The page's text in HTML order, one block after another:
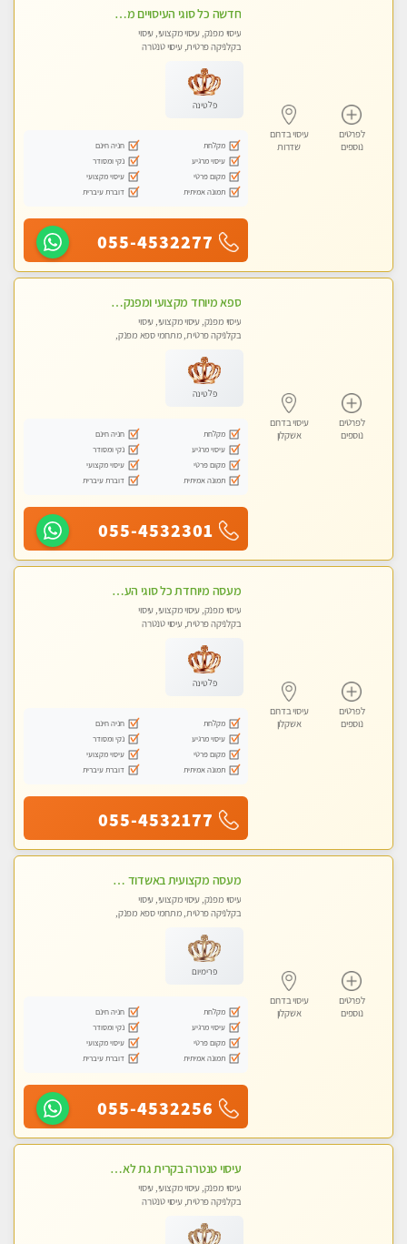
לפרטים
נוספים
עיסוי בדרום
שדרות
חדשה כל סוגי העיסויים מעסה מקצועית ואיכותית פרטי!!!
עיסוי מפנק, עיסוי מקצועי, עיסוי
בקלניקה פרטית, עיסוי טנטרה
פלטינה
מקלחת
חניה חינם
עיסוי מרגיע
נקי ומסודר
מקום פרטי
עיסוי מקצועי
תמונה אמיתית
דוברת עיברית
055-4532277
לפרטים
נוספים
עיסוי בדרום
אשקלון
ספא מיוחד מקצועי ומפנק באשקלון
עיסוי מפנק, עיסוי מקצועי, עיסוי
בקלניקה פרטית, מתחמי ספא מפנק,
פלטינה
מקלחת
חניה חינם
עיסוי מרגיע
נקי ומסודר
מקום פרטי
עיסוי מקצועי
תמונה אמיתית
דוברת עיברית
055-4532301
לפרטים
נוספים
עיסוי בדרום
אשקלון
מעסה מיוחדת כל סוגי העיסויים מעסה מקצועית ואיכותית פרטי!!!מומלץ לחלוטין!!!!
עיסוי מפנק, עיסוי מקצועי, עיסוי
בקלניקה פרטית, עיסוי טנטרה
פלטינה
מקלחת
חניה חינם
עיסוי מרגיע
נקי ומסודר
מקום פרטי
עיסוי מקצועי
תמונה אמיתית
דוברת עיברית
055-4532177
לפרטים
נוספים
עיסוי בדרום
אשקלון
מעסה מקצועית באשדוד חדשה צעירה ואיכותית לעיסוי מרגיע ומפנק VIP-מומלץ לחלוטין! פרטי! ​​​​​​ Highly recommended
עיסוי מפנק, עיסוי מקצועי, עיסוי
בקלניקה פרטית, מתחמי ספא מפנק,
פרימיום
מקלחת
חניה חינם
עיסוי מרגיע
נקי ומסודר
מקום פרטי
עיסוי מקצועי
תמונה אמיתית
דוברת עיברית
055-4532256
עיסוי טנטרה בקרית גת לא מה שחשבת הרבה יותר ממה שדמיינת פרטי!!! Highly recommended
עיסוי מפנק, עיסוי מקצועי, עיסוי
בקלניקה פרטית, עיסוי טנטרה